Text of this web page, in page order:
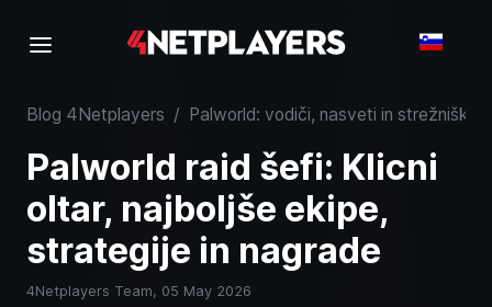
Blog 4Netplayers / Palworld: vodiči, nasveti in strežniško
Palworld raid šefi: Klicni
oltar, najboljše ekipe,
strategije in nagrade
4Netplayers Team, 05 May 2026